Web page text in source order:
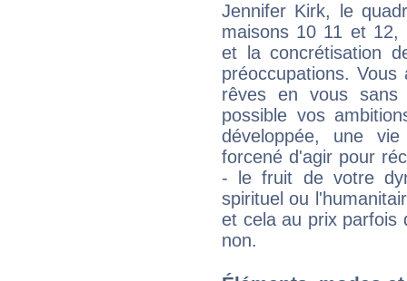
Jennifer Kirk, le
maisons 10 11 et 12,
et la concrétisation
préoccupations.
rêves en vous sans
possible vos
développée, une
forcené d'agir pour
- le fruit de votre
spirituel ou
et cela au prix parfois
non.